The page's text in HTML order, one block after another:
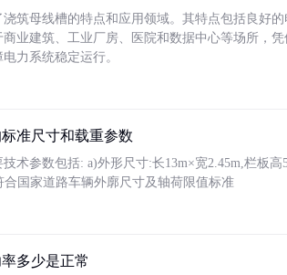
筑母线槽的特点和应用领域。其特点包括良好
商业建筑、工业厂房、医院和数据中心等场所，
力系统稳定运行。
准尺寸和载重参数
术参数包括: a)外形尺寸:长13m×宽2.45m,栏板
合国家道路车辆外廓尺寸及轴荷限值标准
多少是正常